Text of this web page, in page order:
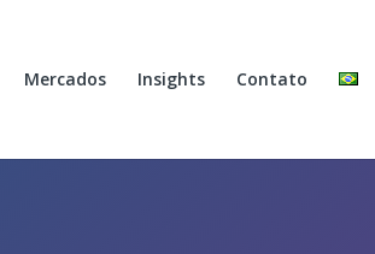
Mercados Insights Contato